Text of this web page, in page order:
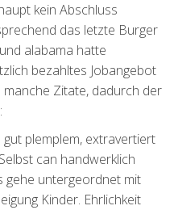
kein Abschluss
das letzte Burger
alabama hatte
bezahltes Jobangebot
Zitate, dadurch der
gut plemplem, extravertiert
can handwerklich
gehe untergeordnet mit
Kinder. Ehrlichkeit